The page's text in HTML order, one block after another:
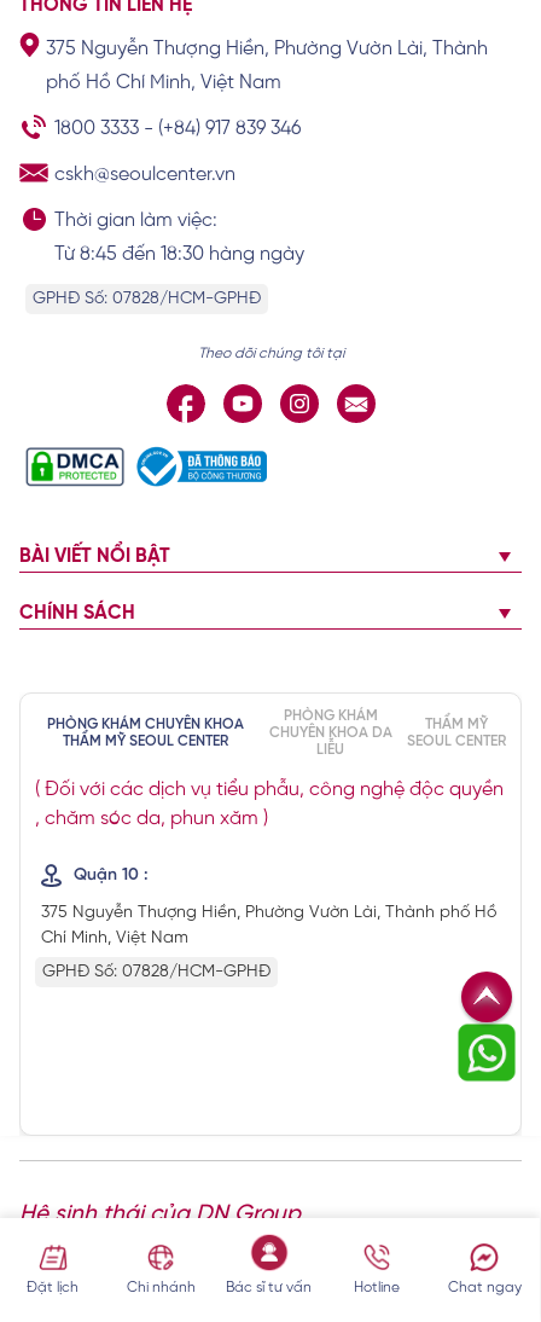
Khám phá tướng số, vận mệnh của người
có lông mày chữ nhất
THÔNG TIN LIÊN HỆ
375 Nguyễn Thượng Hiền, Phường Vườn Lài, Thành
phố Hồ Chí Minh, Việt Nam
1800 3333 - (+84) 917 839 346
cskh@seoulcenter.vn
Thời gian làm việc:
Từ 8:45 đến 18:30 hàng ngày
GPHĐ Số: 07828/HCM-GPHĐ
Theo dõi chúng tôi tại
BÀI VIẾT NỔI BẬT
CHÍNH SÁCH
PHÒNG KHÁM CHUYÊN KHOA
THẨM MỸ SEOUL CENTER
PHÒNG KHÁM
CHUYÊN KHOA DA
LIỄU
THẨM MỸ
SEOUL CENTER
( Đối với các dịch vụ tiểu phẫu, công nghệ độc quyền
, chăm sóc da, phun xăm )
Quận 10 :
375 Nguyễn Thượng Hiền, Phường Vườn Lài, Thành phố Hồ
Chí Minh, Việt Nam
GPHĐ Số: 07828/HCM-GPHĐ
Hệ sinh thái của DN Group
Đặt lịch Chi nhánh Bác sĩ tư vấn Hotline Chat ngay